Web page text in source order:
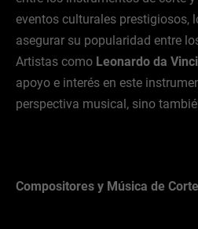
eventos culturales prestigiosos,
asegurar su popularidad entre
Artistas como Leonardo da Vinci
apoyo e interés en este
perspectiva musical, sino
Compositores y Música de Corte